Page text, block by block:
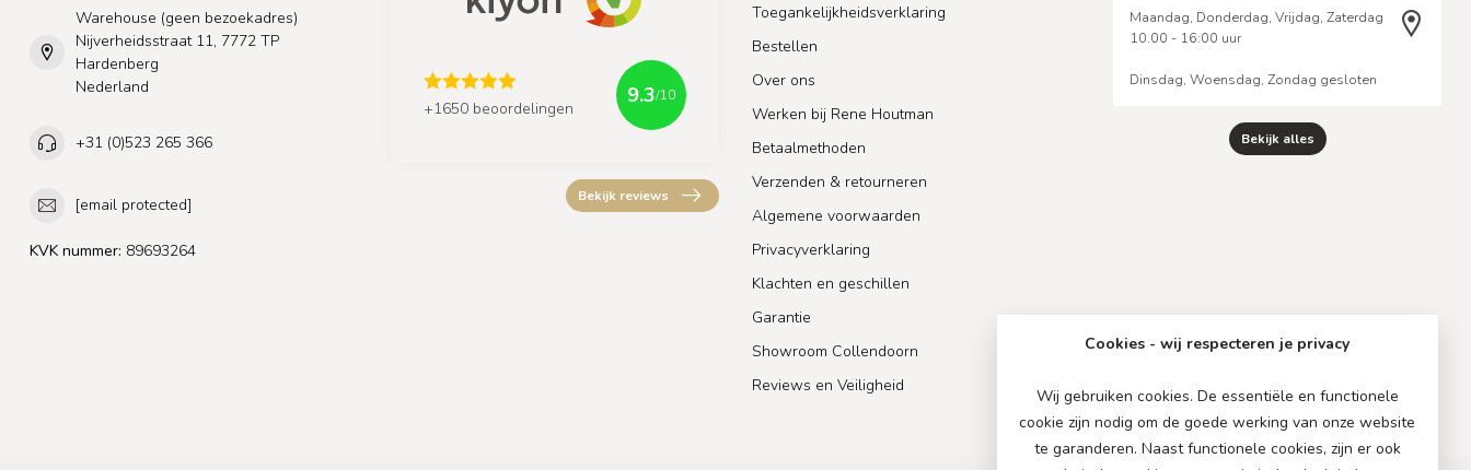
Warehouse (geen bezoekadres)
Nijverheidsstraat 11, 7772 TP
Hardenberg
Nederland
+31 (0)523 265 366
[email protected]
KVK nummer: 89693264
+1650 beoordelingen
9.3/10
Bekijk reviews
Toegankelijkheidsverklaring
Bestellen
Over ons
Werken bij Rene Houtman
Betaalmethoden
Verzenden & retourneren
Algemene voorwaarden
Privacyverklaring
Klachten en geschillen
Garantie
Showroom Collendoorn
Reviews en Veiligheid
Maandag, Donderdag, Vrijdag, Zaterdag
10.00 - 16:00 uur
Dinsdag, Woensdag, Zondag gesloten
Bekijk alles
Cookies - wij respecteren je privacy
Wij gebruiken cookies. De essentiële en functionele
cookie zijn nodig om de goede werking van onze website
te garanderen. Naast functionele cookies, zijn er ook